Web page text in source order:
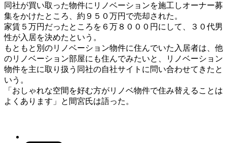
同社が買い取った物件にリノベーションを施工しオーナー募
集をかけたところ、約９５０万円で売却された。
家賃５万円だったところを６万８０００円にして、３０代男
性が入居を決めたという。
もともと別のリノベーション物件に住んでいた入居者は、他
のリノベーション部屋にも住んでみたいと、リノベーション
物件を主に取り扱う同社の自社サイトに問い合わせてきたと
いう。
「おしゃれな空間を好む方がリノベ物件で住み替えることは
よくあります」と間宮氏は語った。